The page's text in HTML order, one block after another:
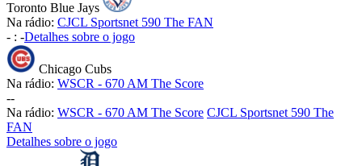
Toronto Blue Jays
Na rádio: CJCL Sportsnet 590 The FAN
- : -Detalhes sobre o jogo
Chicago Cubs
Na rádio: WSCR - 670 AM The Score
--
Na rádio: WSCR - 670 AM The Score CJCL Sportsnet 590 The
FAN
Detalhes sobre o jogo